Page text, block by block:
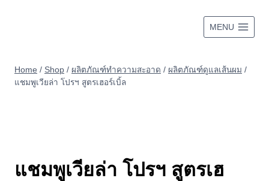
MENU
Home / Shop / ผลิตภัณฑ์ทำความสะอาด / ผลิตภัณฑ์ดูแลเส้นผม /
แชมพูเวียล่า โปรฯ สูตรเฮอร์เบิ้ล
แชมพูเวียล่า โปรฯ สูตรเฮ